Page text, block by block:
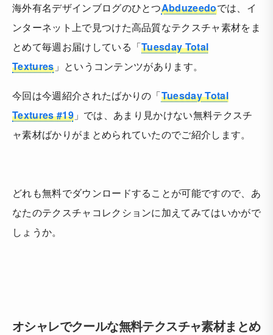
海外有名デザインブログのひとつAbduzeedoでは、イ
ンターネット上で見つけた高品質なテクスチャ素材をま
とめて毎週お届けしている「Tuesday Total
Textures」というコンテンツがあります。
今回は今週紹介されたばかりの「Tuesday Total
Textures #19」では、あまり見かけない無料テクスチ
ャ素材ばかりがまとめられていたのでご紹介します。
どれも無料でダウンロードすることが可能ですので、あ
なたのテクスチャコレクションに加えてみてはいかがで
しょうか。
オシャレでクールな無料テクスチャ素材まとめ